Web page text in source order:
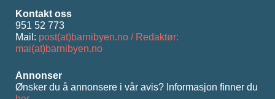
Kontakt oss
951 52 773
Mail: post(at)barnibyen.no / Redaktør:
mai(at)barnibyen.no
Annonser
Ønsker du å annonsere i vår avis? Informasjon ﬁnner du